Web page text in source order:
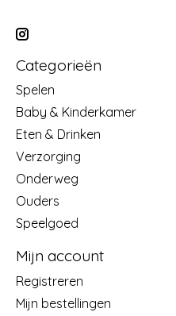
Categorieën
Spelen
Baby & Kinderkamer
Eten & Drinken
Verzorging
Onderweg
Ouders
Speelgoed
Mijn account
Registreren
Mijn bestellingen